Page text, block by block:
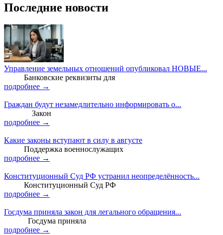
Последние новости
Управление земельных отношений опубликовал НОВЫЕ...
Банковские реквизиты для
подробнее →
Граждан будут незамедлительно информировать о...
Закон
подробнее →
Какие законы вступают в силу в августе
Поддержка военнослужащих
подробнее →
Конституционный Суд РФ устранил неопределённость...
Конституционный Суд РФ
подробнее →
Госдума приняла закон для легального обращения...
Госдума приняла
подробнее →